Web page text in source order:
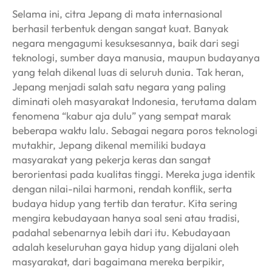
Selama ini, citra Jepang di mata internasional
berhasil terbentuk dengan sangat kuat. Banyak
negara mengagumi kesuksesannya, baik dari segi
teknologi, sumber daya manusia, maupun budayanya
yang telah dikenal luas di seluruh dunia. Tak heran,
Jepang menjadi salah satu negara yang paling
diminati oleh masyarakat Indonesia, terutama dalam
fenomena “kabur aja dulu” yang sempat marak
beberapa waktu lalu. Sebagai negara poros teknologi
mutakhir, Jepang dikenal memiliki budaya
masyarakat yang pekerja keras dan sangat
berorientasi pada kualitas tinggi. Mereka juga identik
dengan nilai-nilai harmoni, rendah konflik, serta
budaya hidup yang tertib dan teratur. Kita sering
mengira kebudayaan hanya soal seni atau tradisi,
padahal sebenarnya lebih dari itu. Kebudayaan
adalah keseluruhan gaya hidup yang dijalani oleh
masyarakat, dari bagaimana mereka berpikir,